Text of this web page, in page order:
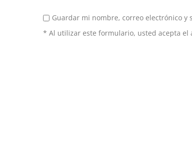
Guardar mi nombre, correo electrónico y
* Al utilizar este formulario, usted acepta el